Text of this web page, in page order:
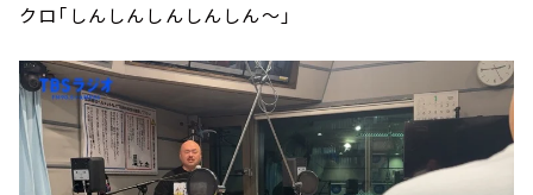
クロ「しんしんしんしんしん～」